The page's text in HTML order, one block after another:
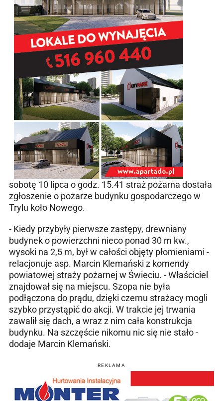
sobotę 10 lipca o godz. 15.41 straż pożarna dostała
zgłoszenie o pożarze budynku gospodarczego w
Trylu koło Nowego.
- Kiedy przybyły pierwsze zastępy, drewniany
budynek o powierzchni nieco ponad 30 m kw.,
wysoki na 2,5 m, był w całości objęty płomieniami -
relacjonuje asp. Marcin Klemański z komendy
powiatowej straży pożarnej w Świeciu. - Właściciel
znajdował się na miejscu. Szopa nie była
podłączona do prądu, dzięki czemu strażacy mogli
szybko przystąpić do akcji. W trakcie jej trwania
zawalił się dach, a wraz z nim cała konstrukcja
budynku. Na szczęście nikomu nic się nie stało -
dodaje Marcin Klemański.
REKLAMA